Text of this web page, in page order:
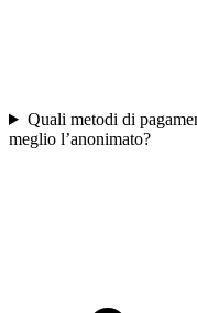
Quali metodi di
meglio l’anonimato?